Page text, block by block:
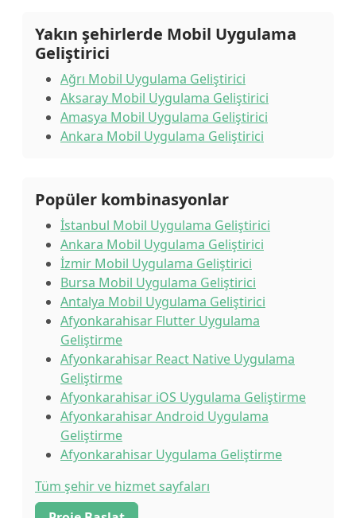
Yakın şehirlerde Mobil Uygulama
Geliştirici
Ağrı Mobil Uygulama Geliştirici
Aksaray Mobil Uygulama Geliştirici
Amasya Mobil Uygulama Geliştirici
Ankara Mobil Uygulama Geliştirici
Popüler kombinasyonlar
İstanbul Mobil Uygulama Geliştirici
Ankara Mobil Uygulama Geliştirici
İzmir Mobil Uygulama Geliştirici
Bursa Mobil Uygulama Geliştirici
Antalya Mobil Uygulama Geliştirici
Afyonkarahisar Flutter Uygulama
Geliştirme
Afyonkarahisar React Native Uygulama
Geliştirme
Afyonkarahisar iOS Uygulama Geliştirme
Afyonkarahisar Android Uygulama
Geliştirme
Afyonkarahisar Uygulama Geliştirme
Tüm şehir ve hizmet sayfaları